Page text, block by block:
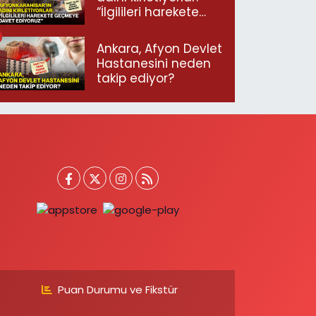
“İlgilileri harekete
ediyoruz”
Ankara, Afyon Devlet
Hastanesini neden
takip ediyor?
Puan Durumu ve Fikstür